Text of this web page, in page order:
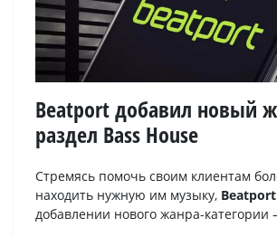
Beatport добавил новый
раздел Bass House
Стремясь помочь своим клиентам
находить нужную им музыку, Beatport
добавлении нового жанра-категории